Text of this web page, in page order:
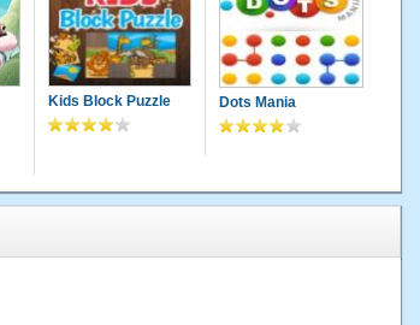
Kids Block Puzzle Dots Mania